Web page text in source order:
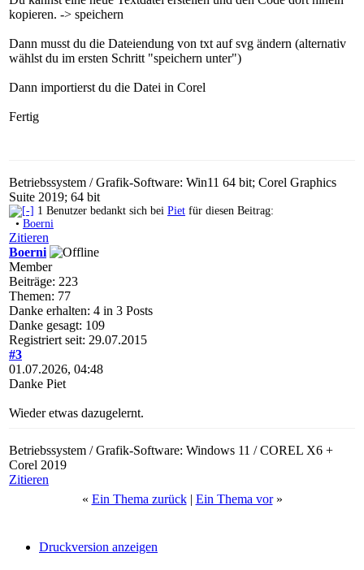
kopieren. -> speichern
Dann musst du die Dateiendung von txt auf svg ändern (alternativ
wählst du im ersten Schritt "speichern unter")
Dann importierst du die Datei in Corel
Fertig
Betriebssystem / Grafik-Software: Win11 64 bit; Corel Graphics
Suite 2019; 64 bit
1 Benutzer bedankt sich bei Piet für diesen Beitrag:
• Boerni
Zitieren
Boerni
Member
Beiträge: 223
Themen: 77
Danke erhalten: 4 in 3 Posts
Danke gesagt: 109
Registriert seit: 29.07.2015
#3
01.07.2026, 04:48
Danke Piet
Wieder etwas dazugelernt.
Betriebssystem / Grafik-Software: Windows 11 / COREL X6 +
Corel 2019
Zitieren
« Ein Thema zurück| Ein Thema vor»
Druckversion anzeigen